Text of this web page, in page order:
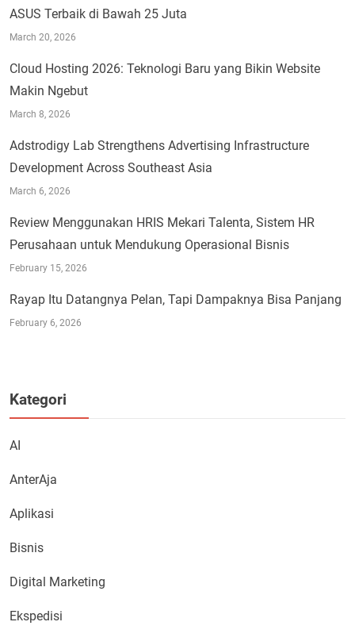
ASUS Terbaik di Bawah 25 Juta
March 20, 2026
Cloud Hosting 2026: Teknologi Baru yang Bikin Website
Makin Ngebut
March 8, 2026
Adstrodigy Lab Strengthens Advertising Infrastructure
Development Across Southeast Asia
March 6, 2026
Review Menggunakan HRIS Mekari Talenta, Sistem HR
Perusahaan untuk Mendukung Operasional Bisnis
February 15, 2026
Rayap Itu Datangnya Pelan, Tapi Dampaknya Bisa Panjang
February 6, 2026
Kategori
AI
AnterAja
Aplikasi
Bisnis
Digital Marketing
Ekspedisi